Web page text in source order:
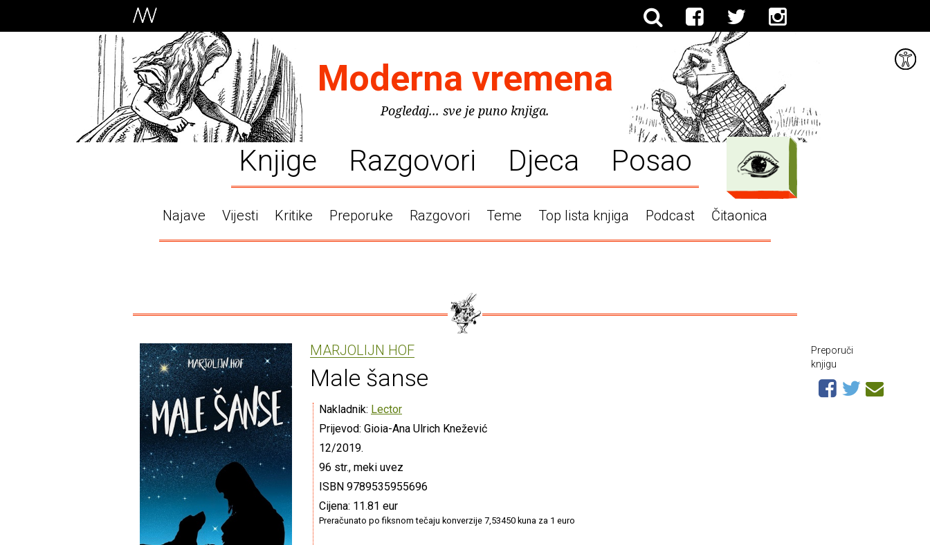
Moderna vremena
Pogledaj... sve je puno knjiga.
Knjige Razgovori Djeca Posao
Najave Vijesti Kritike Preporuke Razgovori Teme Top lista knjiga Podcast Čitaonica
MARJOLIJN HOF
Male šanse
Nakladnik: Lector
Prijevod: Gioia-Ana Ulrich Knežević
12/2019.
96 str., meki uvez
ISBN 9789535955696
Cijena: 11.81 eur
Preračunato po fiksnom tečaju konverzije 7,53450 kuna za 1 euro
Preporuči
knjigu